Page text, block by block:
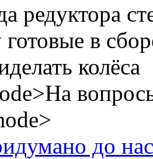
редуктора
готовые в
колёса
до